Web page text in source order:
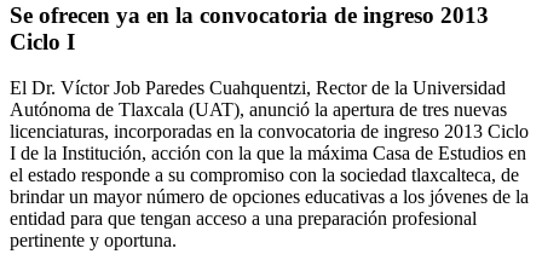
Se ofrecen ya en la convocatoria de ingreso 2013
Ciclo I
El Dr. Víctor Job Paredes Cuahquentzi, Rector de la Universidad
Autónoma de Tlaxcala (UAT), anunció la apertura de tres nuevas
licenciaturas, incorporadas en la convocatoria de ingreso 2013 Ciclo
I de la Institución, acción con la que la máxima Casa de Estudios en
el estado responde a su compromiso con la sociedad tlaxcalteca, de
brindar un mayor número de opciones educativas a los jóvenes de la
entidad para que tengan acceso a una preparación profesional
pertinente y oportuna.